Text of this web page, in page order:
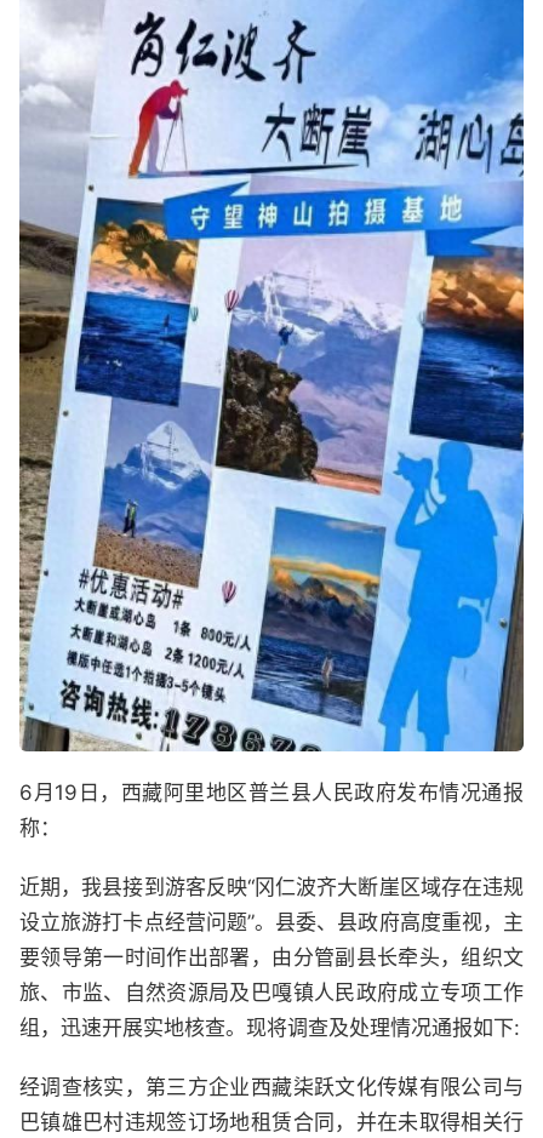
6月19日，西藏阿里地区普兰县人民政府发布情况通报
称：
近期，我县接到游客反映“冈仁波齐大断崖区域存在违规
设立旅游打卡点经营问题”。县委、县政府高度重视，主
要领导第一时间作出部署，由分管副县长牵头，组织文
旅、市监、自然资源局及巴嘎镇人民政府成立专项工作
组，迅速开展实地核查。现将调查及处理情况通报如下:
经调查核实，第三方企业西藏柒跃文化传媒有限公司与
巴镇雄巴村违规签订场地租赁合同，并在未取得相关行